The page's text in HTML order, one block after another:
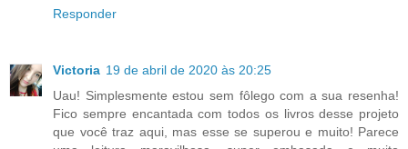
Responder
Victoria 19 de abril de 2020 às 20:25
Uau! Simplesmente estou sem fôlego com a sua resenha!
Fico sempre encantada com todos os livros desse projeto
que você traz aqui, mas esse se superou e muito! Parece